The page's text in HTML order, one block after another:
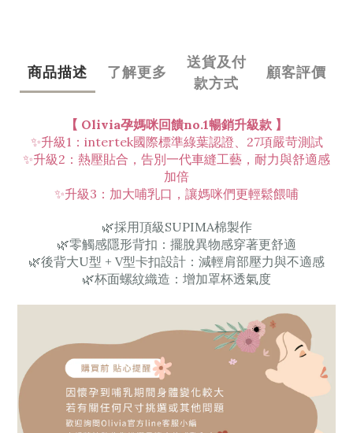
商品描述 了解更多
送貨及付
款方式
顧客評價
【 Olivia孕媽咪回饋no.1暢銷升級款 】
✨升級1：intertek國際標準綠葉認證、27項嚴苛測試
✨升級2：熱壓貼合，告別一代車縫工藝，耐力與舒適感
加倍
✨升級3：加大哺乳口，讓媽咪們更輕鬆餵哺
🌿採用頂級SUPIMA棉製作
🌿零觸感隱形背扣：擺脫異物感穿著更舒適
🌿後背大U型 + V型卡扣設計：減輕肩部壓力與不適感
🌿杯面螺紋織造：增加罩杯透氣度